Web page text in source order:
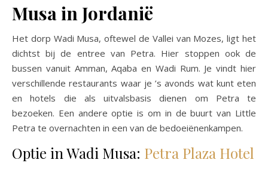
Musa in Jordanië
Het dorp Wadi Musa, oftewel de Vallei van Mozes, ligt het
dichtst bij de entree van Petra. Hier stoppen ook de
bussen vanuit Amman, Aqaba en Wadi Rum. Je vindt hier
verschillende restaurants waar je ’s avonds wat kunt eten
en hotels die als uitvalsbasis dienen om Petra te
bezoeken. Een andere optie is om in de buurt van Little
Petra te overnachten in een van de bedoeiënenkampen.
Optie in Wadi Musa: Petra Plaza Hotel